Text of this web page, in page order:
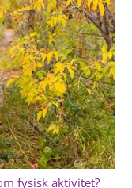
fysisk aktivitet?